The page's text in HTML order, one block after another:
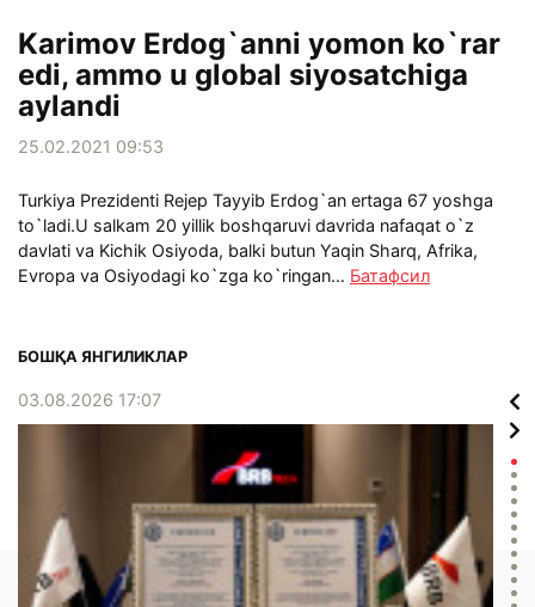
Karimov Erdog`anni yomon ko`rar
edi, ammo u global siyosatchiga
aylandi
25.02.2021 09:53
Turkiya Prezidenti Rejep Tayyib Erdog`an ertaga 67 yoshga
to`ladi.U salkam 20 yillik boshqaruvi davrida nafaqat o`z
davlati va Kichik Osiyoda, balki butun Yaqin Sharq, Afrika,
Evropa va Osiyodagi ko`zga ko`ringan... Батафсил
БОШҚА ЯНГИЛИКЛАР
03.08.2026 17:07